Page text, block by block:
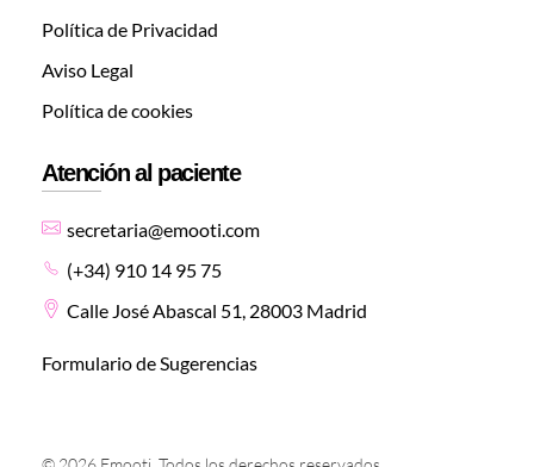
Política de Privacidad
Aviso Legal
Política de cookies
Atención al paciente
secretaria@emooti.com
(+34) 910 14 95 75
Calle José Abascal 51, 28003 Madrid
Formulario de Sugerencias